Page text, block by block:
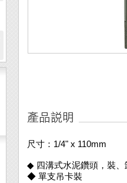
尺寸：1/4" x 110mm
◆ 四溝式水泥鑽頭，裝、
◆ 單支吊卡裝